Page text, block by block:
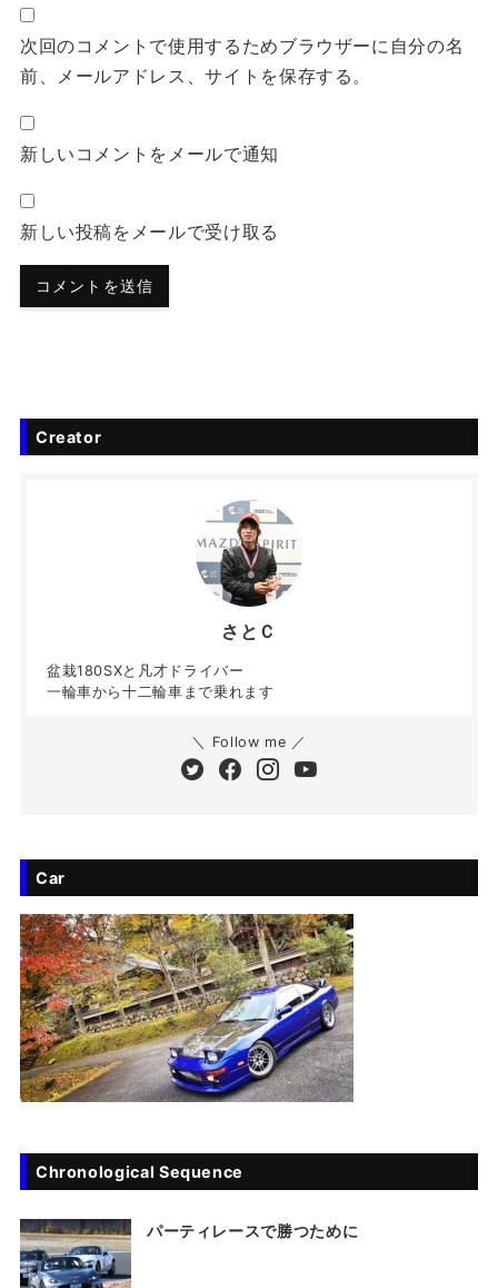
次回のコメントで使用するためブラウザーに自分の名
前、メールアドレス、サイトを保存する。
新しいコメントをメールで通知
新しい投稿をメールで受け取る
Creator
さとＣ
盆栽180SXと凡才ドライバー
一輪車から十二輪車まで乗れます
＼ Follow me ／
Car
Chronological Sequence
パーティレースで勝つために